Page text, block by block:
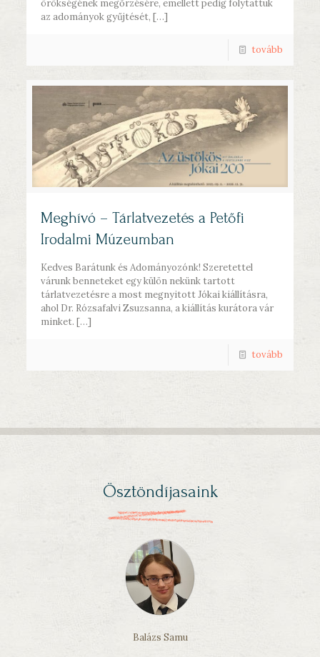
örökségének megőrzésére, emellett pedig folytattuk
az adományok gyűjtését, […]
tovább
Meghívó – Tárlatvezetés a Petőfi
Irodalmi Múzeumban
Kedves Barátunk és Adományozónk! Szeretettel
várunk benneteket egy külön nekünk tartott
tárlatvezetésre a most megnyitott Jókai kiállításra,
ahol Dr. Rózsafalvi Zsuzsanna, a kiállítás kurátora vár
minket. […]
tovább
Ösztöndíjasaink
Balázs Samu